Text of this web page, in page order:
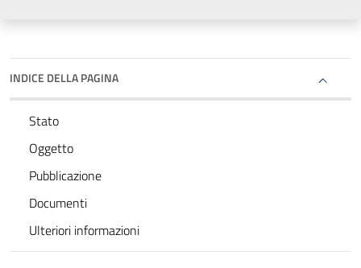
INDICE DELLA PAGINA
Stato
Oggetto
Pubblicazione
Documenti
Ulteriori informazioni